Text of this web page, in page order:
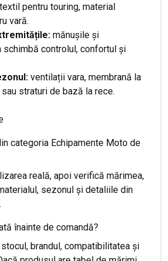
pentru touring, material
vară.
mănușile și
schimbă controlul, confortul și
ventilații vara, membrană la
straturi de bază la rece.
categoria Echipamente Moto de
reală, apoi verifică mărimea,
sezonul și detaliile din
înainte de comandă?
brandul, compatibilitatea și